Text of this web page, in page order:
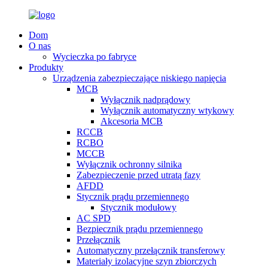
Dom
O nas
Wycieczka po fabryce
Produkty
Urządzenia zabezpieczające niskiego napięcia
MCB
Wyłącznik nadprądowy
Wyłącznik automatyczny wtykowy
Akcesoria MCB
RCCB
RCBO
MCCB
Wyłącznik ochronny silnika
Zabezpieczenie przed utratą fazy
AFDD
Stycznik prądu przemiennego
Stycznik modułowy
AC SPD
Bezpiecznik prądu przemiennego
Przełącznik
Automatyczny przełącznik transferowy
Materiały izolacyjne szyn zbiorczych